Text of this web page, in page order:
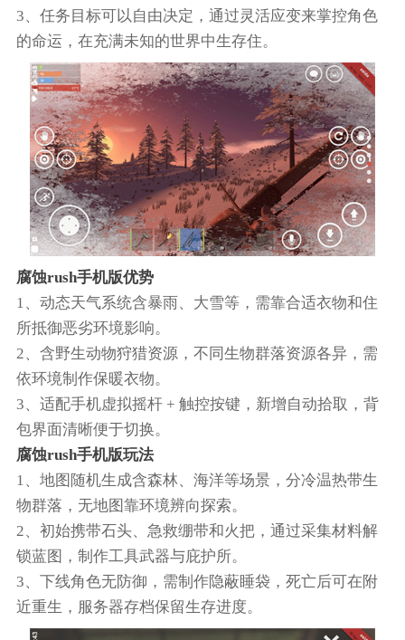
3、任务目标可以自由决定，通过灵活应变来掌控角色
的命运，在充满未知的世界中生存住。
腐蚀rush手机版优势
1、动态天气系统含暴雨、大雪等，需靠合适衣物和住
所抵御恶劣环境影响。
2、含野生动物狩猎资源，不同生物群落资源各异，需
依环境制作保暖衣物。​
3、适配手机虚拟摇杆 + 触控按键，新增自动拾取，背
包界面清晰便于切换。​
腐蚀rush手机版玩法
1、地图随机生成含森林、海洋等场景，分冷温热带生
物群落，无地图靠环境辨向探索。​
2、初始携带石头、急救绷带和火把，通过采集材料解
锁蓝图，制作工具武器与庇护所。​
3、下线角色无防御，需制作隐蔽睡袋，死亡后可在附
近重生，服务器存档保留生存进度。​